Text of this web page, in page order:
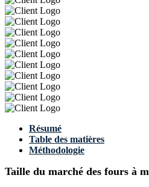
Résumé
Table des matières
Méthodologie
Taille du marché des fours à